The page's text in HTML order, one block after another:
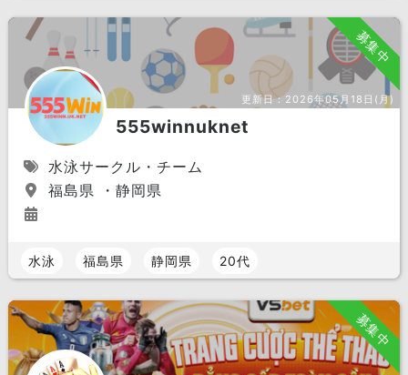
募集中
更新日： 2026年05月18日(月)
555winnuknet
水泳サークル・チーム
福島県 ・静岡県
水泳 福島県 静岡県 20代
募集中